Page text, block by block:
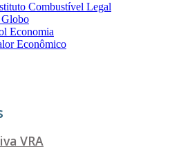
Combustível Legal
Economia
Econômico
VRA